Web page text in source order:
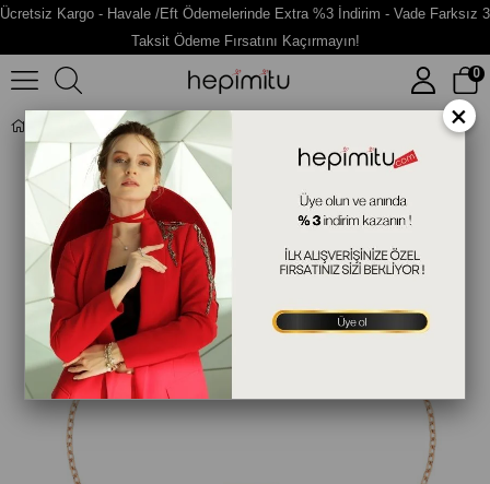
Ücretsiz Kargo - Havale /Eft Ödemelerinde Extra %3 İndirim - Vade Farksız 3
Taksit Ödeme Fırsatını Kaçırmayın!
0
Ra'nın Gözü Figürlü Gümüş Bileklik ×